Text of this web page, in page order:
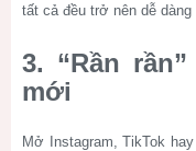
tất cả đều trở nên dễ dàng
3. “Rần
mới
Mở Instagram, TikTok